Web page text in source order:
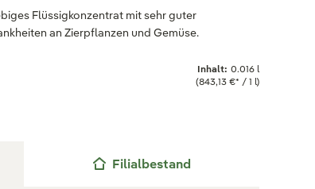
Flüssigkonzentrat mit sehr guter
an Zierpflanzen und Gemüse.
Inhalt: 0.016 l
(843,13 €* / 1 l)
Filialbestand